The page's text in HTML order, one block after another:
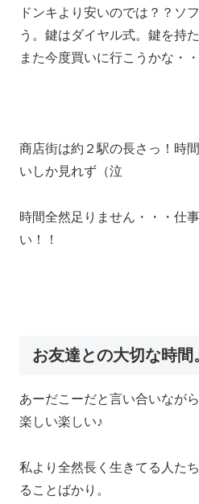
ドンキより安いのでは？？ソ
う。鍵はダイヤル式。鍵を持
また今度買いに行こうかな・・
商店街は約２駅の長さっ！時
いしか見れず（泣
時間全然足りません・・・仕
い！！
お友達との大切な時間
あーだこーだと言い合いなが
楽しい楽しい♪
私より全然長く生きてる人た
ることばかり。